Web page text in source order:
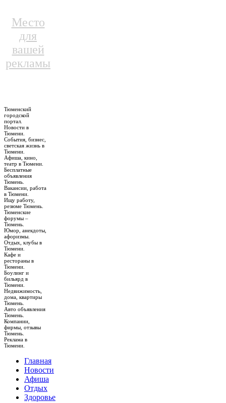
Место
для
вашей
рекламы
Тюменский
городской
портал.
Новости в
Тюмени.
События, бизнес,
светская жизнь в
Тюмени.
Афиша, кино,
театр в Тюмени.
Бесплатные
объявления
Тюмень.
Вакансии, работа
в Тюмени.
Ищу работу,
резюме Тюмень.
Тюменские
форумы –
Тюмень.
Юмор, анекдоты,
афоризмы.
Отдых, клубы в
Тюмени.
Кафе и
рестораны в
Тюмени.
Боулинг и
бильярд в
Тюмени.
Недвижимость,
дома, квартиры
Тюмень.
Авто объявления
Тюмень.
Компании,
фирмы, отзывы
Тюмень.
Реклама в
Тюмени.
Главная
Новости
Афиша
Отдых
Здоровье